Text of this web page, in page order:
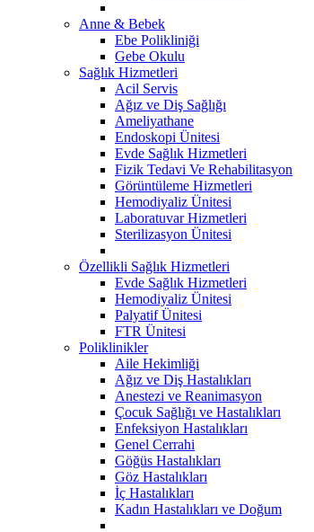
Anne & Bebek
Ebe Polikliniği
Gebe Okulu
Sağlık Hizmetleri
Acil Servis
Ağız ve Diş Sağlığı
Ameliyathane
Endoskopi Ünitesi
Evde Sağlık Hizmetleri
Fizik Tedavi Ve Rehabilitasyon
Görüntüleme Hizmetleri
Hemodiyaliz Ünitesi
Laboratuvar Hizmetleri
Sterilizasyon Ünitesi
Özellikli Sağlık Hizmetleri
Evde Sağlık Hizmetleri
Hemodiyaliz Ünitesi
Palyatif Ünitesi
FTR Ünitesi
Poliklinikler
Aile Hekimliği
Ağız ve Diş Hastalıkları
Anestezi ve Reanimasyon
Çocuk Sağlığı ve Hastalıkları
Enfeksiyon Hastalıkları
Genel Cerrahi
Göğüs Hastalıkları
Göz Hastalıkları
İç Hastalıkları
Kadın Hastalıkları ve Doğum